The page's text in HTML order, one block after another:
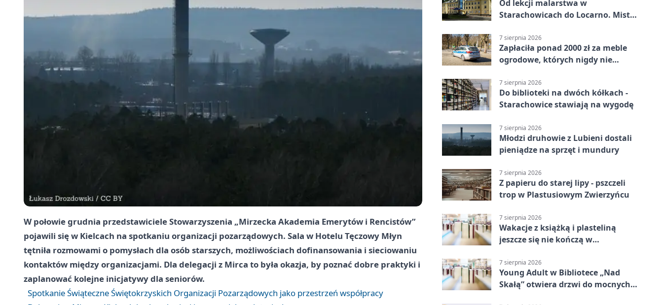
W połowie grudnia przedstawiciele Stowarzyszenia „Mirzecka Akademia Emerytów i Rencistów”
pojawili się w Kielcach na spotkaniu organizacji pozarządowych. Sala w Hotelu Tęczowy Młyn
tętniła rozmowami o pomysłach dla osób starszych, możliwościach dofinansowania i sieciowaniu
kontaktów między organizacjami. Dla delegacji z Mirca to była okazja, by poznać dobre praktyki i
zaplanować kolejne inicjatywy dla seniorów.
Spotkanie Świąteczne Świętokrzyskich Organizacji Pozarządowych jako przestrzeń współpracy
Od lekcji malarstwa w
Starachowicach do Locarno. Mistrz
7 sierpnia 2026
Zapłaciła ponad 2000 zł za meble
ogrodowe, których nigdy nie
7 sierpnia 2026
Do biblioteki na dwóch kółkach -
Starachowice stawiają na wygodę
7 sierpnia 2026
Młodzi druhowie z Lubieni dostali
pieniądze na sprzęt i mundury
7 sierpnia 2026
Z papieru do starej lipy - pszczeli
trop w Plastusiowym Zwierzyńcu
7 sierpnia 2026
Wakacje z książką i plasteliną
jeszcze się nie kończą w
7 sierpnia 2026
Young Adult w Bibliotece „Nad
Skałą” otwiera drzwi do mocnych